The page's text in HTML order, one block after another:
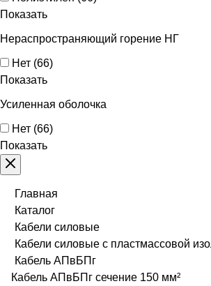
Показать
Нераспространяющий горение НГ
Нет (66)
Показать
Усиленная оболочка
Нет (66)
Показать
Главная
Каталог
Кабели силовые
Кабели силовые с пластмассовой
Кабель АПвБПг
Кабель АПвБПг сечение 150 мм²